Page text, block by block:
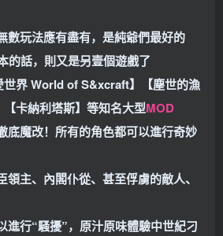
數玩法應有盡有，是純爺們最好的
的話，則又是另壹個遊戲了
世界 World of S&xcraft】【塵世的漁
卡納利塔斯】等知名大型MOD
底魔改！所有的角色都可以進行奇妙
主、內閣仆從、甚至俘虜的敵人、
進行“騷擾”，原汁原味體驗中世紀刁